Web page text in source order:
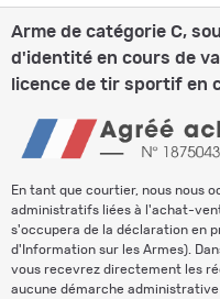
Arme de catégorie C,
d'identité en cours de
licence de tir sportif en
En tant que courtier, nous nous
administratifs liées à l'achat-
s'occupera de la déclaration en
d'Information sur les Armes).
vous recevrez directement les
aucune démarche administrative